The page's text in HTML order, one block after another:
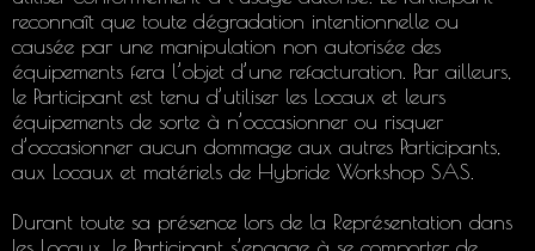
reconnaît que toute dégradation intentionnelle ou
causée par une manipulation non autorisée des
équipements fera l’objet d’une refacturation. Par ailleurs,
le Participant est tenu d’utiliser les Locaux et leurs
équipements de sorte à n’occasionner ou risquer
d’occasionner aucun dommage aux autres Participants,
aux Locaux et matériels de Hybride Workshop SAS.
Durant toute sa présence lors de la Représentation dans